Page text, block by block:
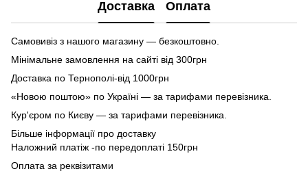
Доставка Оплата
Самовивіз з нашого магазину — безкоштовно.
Мінімальне замовлення на сайті від 300грн
Доставка по Тернополі-від 1000грн
«Новою поштою» по Україні — за тарифами перевізника.
Кур'єром по Києву — за тарифами перевізника.
Більше інформації про доставку
Наложний платіж -по передоплаті 150грн
Оплата за реквізитами